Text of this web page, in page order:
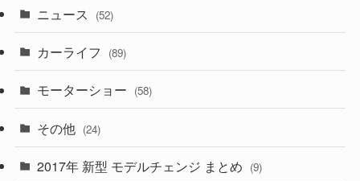
(43)
(6)
(9)
(28)
(27)
(26)
ニュース (52)
カーライフ (89)
モーターショー (58)
その他 (24)
2017年 新型 モデルチェンジ まとめ (9)